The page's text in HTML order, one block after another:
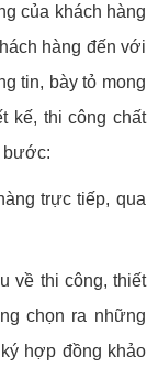
của khách hàng
hàng đến với
tin, bày tỏ mong
kế, thi công chất
bước:
trực tiếp, qua
về thi công, thiết
chọn ra những
hợp đồng khảo